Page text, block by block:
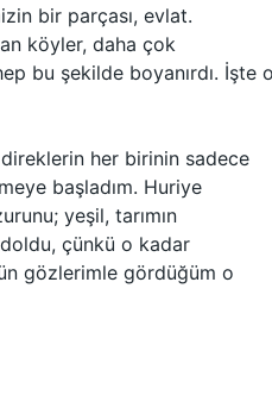
bir parçası, evlat.
köyler, daha çok
bu şekilde boyanırdı. İşte o
her birinin sadece
başladım. Huriye
yeşil, tarımın
çünkü o kadar
gözlerimle gördüğüm o